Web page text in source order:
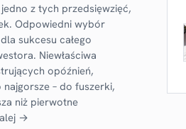
z tych przedsięwzięć,
Odpowiedni wybór
sukcesu całego
Niewłaściwa
opóźnień,
– do fuszerki,
niż pierwotne
→